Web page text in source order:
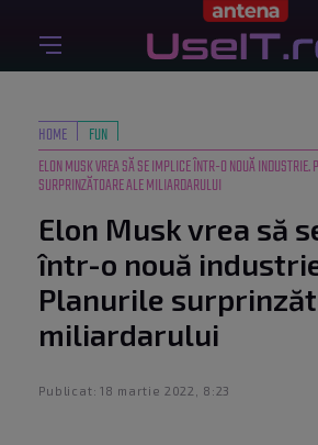
HOME
FUN
ELON MUSK VREA SĂ SE IMPLICE ÎNTR-O NOUĂ INDUSTRIE.
SURPRINZĂTOARE ALE MILIARDARULUI
Elon Musk vrea să
într-o nouă
Planurile
miliardarului
Publicat: 18 martie 2022, 8:23